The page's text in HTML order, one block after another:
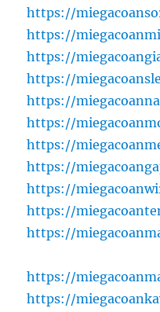
https://
https://
https://
https://
https://
https://
https://
https://
https://
https://
https://
https://
https://